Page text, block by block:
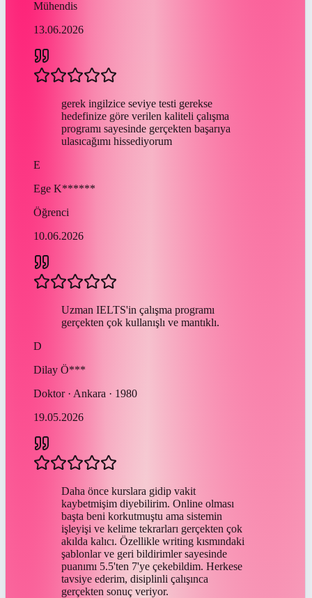
Mühendis
13.06.2026
gerek ingilzice seviye testi gerekse
hedefinize göre verilen kaliteli çalışma
programı sayesinde gerçekten başarıya
ulasıcağımı hissediyorum
E
Ege K******
Öğrenci
10.06.2026
Uzman IELTS'in çalışma programı
gerçekten çok kullanışlı ve mantıklı.
D
Dilay Ö***
Doktor · Ankara · 1980
19.05.2026
Daha önce kurslara gidip vakit
kaybetmişim diyebilirim. Online olması
başta beni korkutmuştu ama sistemin
işleyişi ve kelime tekrarları gerçekten çok
akılda kalıcı. Özellikle writing kısmındaki
şablonlar ve geri bildirimler sayesinde
puanımı 5.5'ten 7'ye çekebildim. Herkese
tavsiye ederim, disiplinli çalışınca
gerçekten sonuç veriyor.